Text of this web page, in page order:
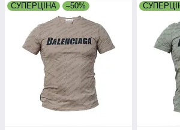
СУПЕРЦІНА –50%